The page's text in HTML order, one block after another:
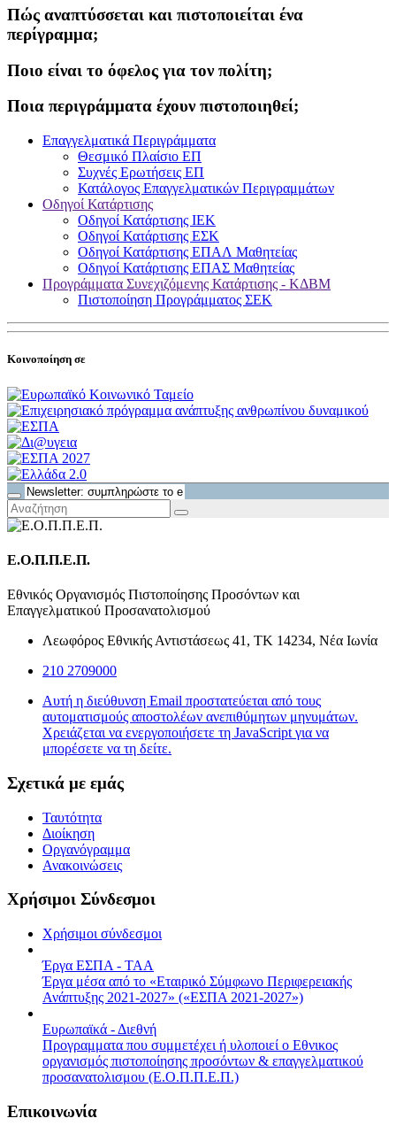
Πώς αναπτύσσεται και πιστοποιείται ένα
περίγραμμα;
Ποιο είναι το όφελος για τον πολίτη;
Ποια περιγράμματα έχουν πιστοποιηθεί;
Επαγγελματικά Περιγράμματα
Θεσμικό Πλαίσιο ΕΠ
Συχνές Ερωτήσεις ΕΠ
Κατάλογος Επαγγελματικών Περιγραμμάτων
Οδηγοί Κατάρτισης
Οδηγοί Κατάρτισης ΙΕΚ
Οδηγοί Κατάρτισης ΕΣΚ
Οδηγοί Κατάρτισης ΕΠΑΛ Μαθητείας
Οδηγοί Κατάρτισης ΕΠΑΣ Μαθητείας
Προγράμματα Συνεχιζόμενης Κατάρτισης - ΚΔΒΜ
Πιστοποίηση Προγράμματος ΣΕΚ
Κοινοποίηση σε
Ε.Ο.Π.Π.Ε.Π.
Εθνικός Οργανισμός Πιστοποίησης Προσόντων και
Επαγγελματικού Προσανατολισμού
Λεωφόρος Εθνικής Αντιστάσεως 41, ΤΚ 14234, Νέα Ιωνία
210 2709000
Αυτή η διεύθυνση Email προστατεύεται από τους
αυτοματισμούς αποστολέων ανεπιθύμητων μηνυμάτων.
Χρειάζεται να ενεργοποιήσετε τη JavaScript για να
μπορέσετε να τη δείτε.
Σχετικά με εμάς
Ταυτότητα
Διοίκηση
Οργανόγραμμα
Ανακοινώσεις
Χρήσιμοι Σύνδεσμοι
Χρήσιμοι σύνδεσμοι
Έργα ΕΣΠΑ - ΤΑΑ
Έργα μέσα από το «Εταιρικό Σύμφωνο Περιφερειακής
Ανάπτυξης 2021-2027» («ΕΣΠΑ 2021-2027»)
Ευρωπαϊκά - Διεθνή
Προγραμματα που συμμετέχει ή υλοποιεί ο Εθνικος
οργανισμός πιστοποίησης προσόντων & επαγγελματικού
προσανατολισμου (Ε.Ο.Π.Π.Ε.Π.)
Επικοινωνία